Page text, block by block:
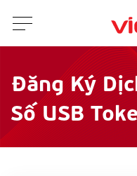
Đăng Ký
Số USB